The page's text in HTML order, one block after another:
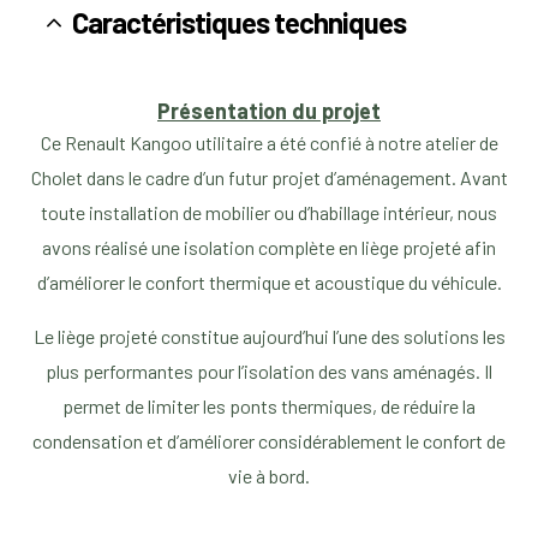
Caractéristiques techniques
Présentation du projet
Ce Renault Kangoo utilitaire a été confié à notre atelier de
Cholet dans le cadre d’un futur projet d’aménagement. Avant
toute installation de mobilier ou d’habillage intérieur, nous
avons réalisé une isolation complète en liège projeté afin
d’améliorer le confort thermique et acoustique du véhicule.
Le liège projeté constitue aujourd’hui l’une des solutions les
plus performantes pour l’isolation des vans aménagés. Il
permet de limiter les ponts thermiques, de réduire la
condensation et d’améliorer considérablement le confort de
vie à bord.